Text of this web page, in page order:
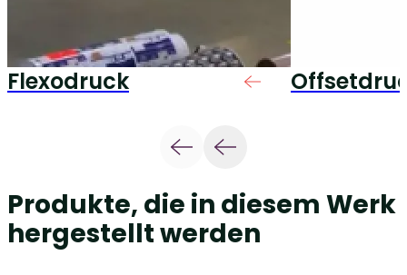
Flexodruck
Produkte, die in diesem Werk
hergestellt werden